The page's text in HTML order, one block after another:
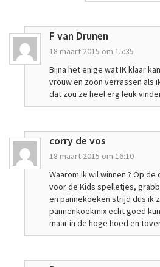
F van Drunen
18 maart 2015 om 15:35
Bijna het enige wat IK klaar
vrouw en zoon verrassen als
dat zou ze heel erg leuk
corry de vos
18 maart 2015 om 16:10
Waarom ik wil winnen ? Op
voor de Kids spelletjes,
en pannekoeken strijd dus ik
pannenkoekmix echt goed
maar in de hoge hoed en